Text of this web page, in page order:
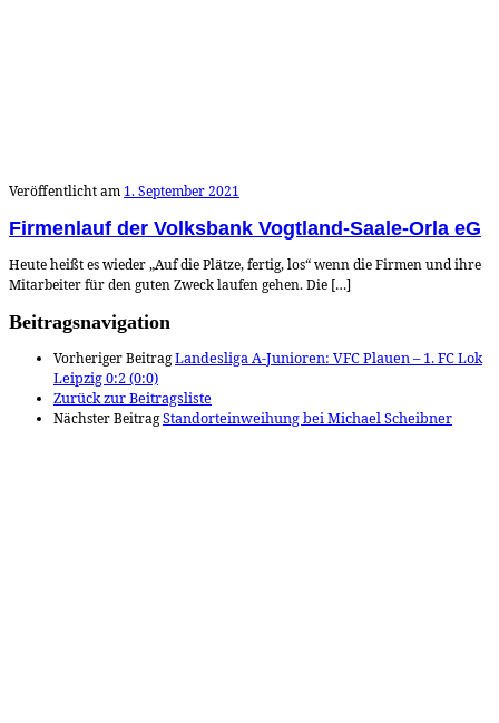
Veröffentlicht am 1. September 2021
Firmenlauf der Volksbank Vogtland-Saale-Orla eG
Heute heißt es wieder „Auf die Plätze, fertig, los“ wenn die Firmen und ihre
Mitarbeiter für den guten Zweck laufen gehen. Die […]
Beitragsnavigation
Vorheriger BeitragLandesliga A-Junioren: VFC Plauen – 1. FC Lok
Leipzig 0:2 (0:0)
Zurück zur Beitragsliste
Nächster BeitragStandorteinweihung bei Michael Scheibner